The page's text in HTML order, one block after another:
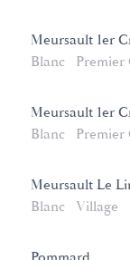
Meursault 1er
Blanc
Premier
Meursault 1er
Blanc
Premier
Meursault Le
Blanc
Village